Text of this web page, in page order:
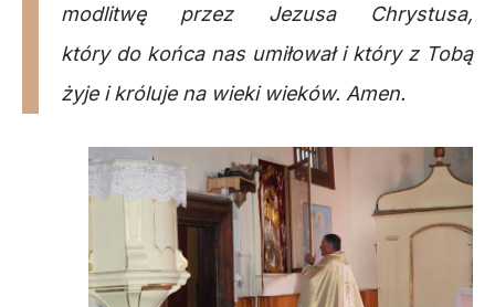
modlitwę przez Jezusa Chrystusa,
który do końca nas umiłował i który z Tobą
żyje i króluje na wieki wieków. Amen.